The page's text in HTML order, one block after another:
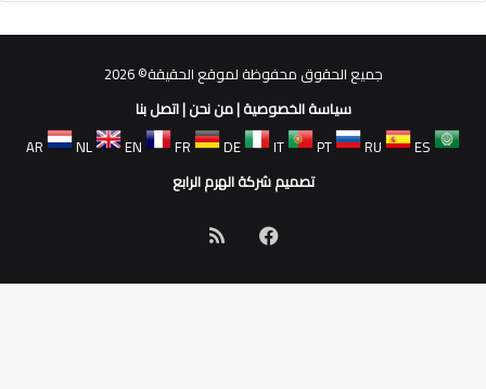
جميع الحقوق محفوظة لموقع الحقيقة© 2026
سياسة الخصوصية|من نحن|اتصل بنا
AR
NL EN FR DE IT PT RU
ES
تصميم شركة الهرم الرابع
فيسبوك
الموقع